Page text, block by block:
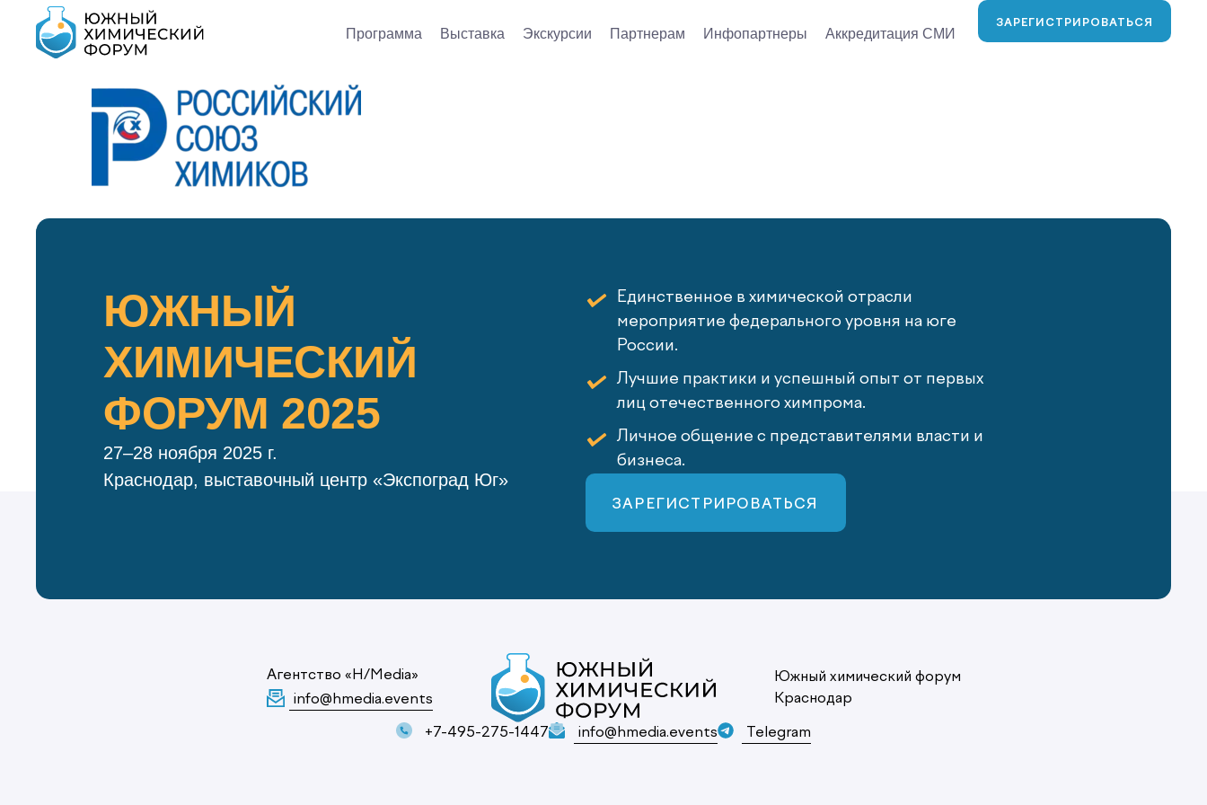
Программа Выставка Экскурсии Партнерам Инфопартнеры Аккредитация СМИ
ЗАРЕГИСТРИРОВАТЬСЯ
ЮЖНЫЙ
ХИМИЧЕСКИЙ
ФОРУМ 2025
27–28 ноября 2025 г.
Краснодар, выставочный центр «Экспоград Юг»
Единственное в химической отрасли
мероприятие федерального уровня на юге
России.
Лучшие практики и успешный опыт от первых
лиц отечественного химпрома.
Личное общение с представителями власти и
бизнеса.
ЗАРЕГИСТРИРОВАТЬСЯ
Агентство «H/Media»
info@hmedia.events
Южный химический форум
Краснодар
+7-495-275-1447 info@hmedia.events Telegram